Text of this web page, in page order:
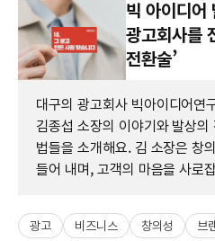
빅 아이디어
광고회사를
전환술’
대구의 광고회사 빅아이디어연
김종섭 소장의 이야기와 발상
법들을 소개해요. 김 소장은 창
들어 내며, 고객의 마음을 사로
광고 비즈니스 창의성 브